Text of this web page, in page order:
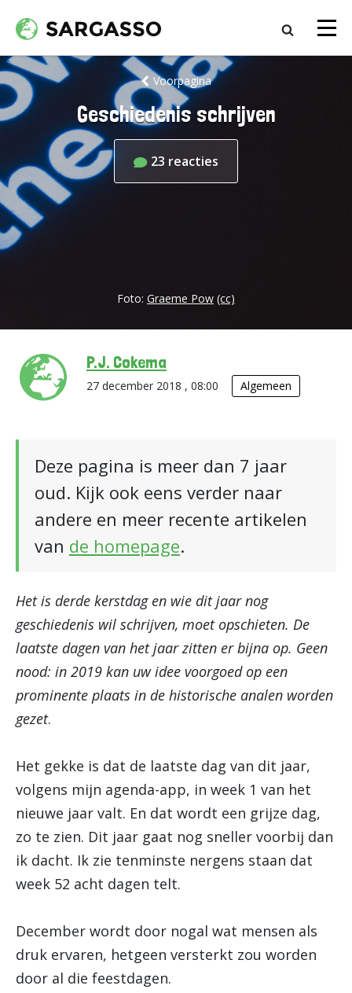
Voorpagina
Geschiedenis schrijven
23 reacties
Foto: Graeme Pow (cc)
P.J. Cokema
27 december 2018 , 08:00 Algemeen
Deze pagina is meer dan 7 jaar
oud. Kijk ook eens verder naar
andere en meer recente artikelen
van de homepage.
Het is derde kerstdag en wie dit jaar nog
geschiedenis wil schrijven, moet opschieten. De
laatste dagen van het jaar zitten er bijna op. Geen
nood: in 2019 kan uw idee voorgoed op een
prominente plaats in de historische analen worden
gezet.
Het gekke is dat de laatste dag van dit jaar,
volgens mijn agenda-app, in week 1 van het
nieuwe jaar valt. En dat wordt een grijze dag,
zo te zien. Dit jaar gaat nog sneller voorbij dan
ik dacht. Ik zie tenminste nergens staan dat
week 52 acht dagen telt.
December wordt door nogal wat mensen als
druk ervaren, hetgeen versterkt zou worden
door al die feestdagen.